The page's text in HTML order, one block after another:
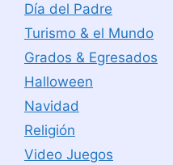
Día del Padre
Turismo & el Mundo
Grados & Egresados
Halloween
Navidad
Religión
Video Juegos